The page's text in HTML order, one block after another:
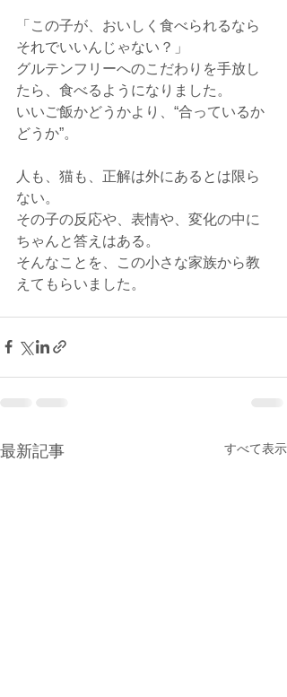
「この子が、おいしく食べられるなら
それでいいんじゃない？」
グルテンフリーへのこだわりを手放し
たら、食べるようになりました。
いいご飯かどうかより、“合っているか
どうか”。
人も、猫も、正解は外にあるとは限ら
ない。
その子の反応や、表情や、変化の中に
ちゃんと答えはある。
そんなことを、この小さな家族から教
えてもらいました。
最新記事 すべて表示